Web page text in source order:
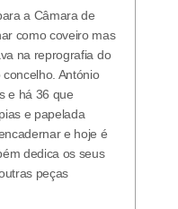
a Câmara de
como coveiro mas
na reprografia do
António
e há 36 que
e papelada
e hoje é
dedica os seus
peças